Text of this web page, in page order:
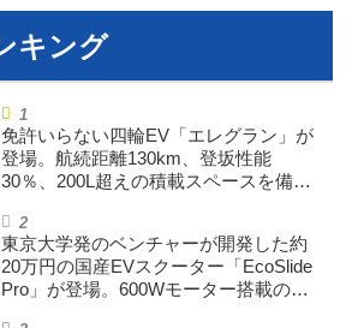
免許いらない四輪EV「エレグラン」が
登場。航続距離130km、登坂性能
30％、200L超えの積載スペースを備え
東京大学発のベンチャーが開発した約
20万円の国産EVスクーター「EcoSlide
Pro」が登場。600Wモーター搭載のハ